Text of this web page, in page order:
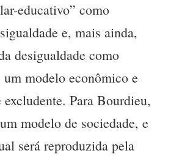
educativo” como
e, mais ainda,
desigualdade como
um modelo econômico e
Para Bourdieu,
modelo de sociedade, e
será reproduzida pela